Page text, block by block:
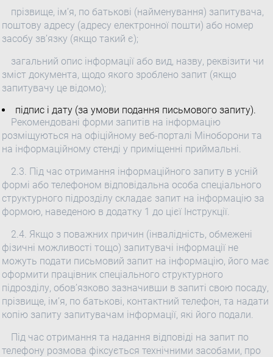
прізвище, ім’я, по батькові (найменування) запитувача,
поштову адресу (адресу електронної пошти) або номер
засобу зв’язку (якщо такий є);
загальний опис інформації або вид, назву, реквізити чи
зміст документа, щодо якого зроблено запит (якщо
запитувачу це відомо);
підпис і дату (за умови подання письмового запиту).
Рекомендовані форми запитів на інформацію
розміщуються на офіційному веб-порталі Міноборони та
на інформаційному стенді у приміщенні приймальні.
2.3. Під час отримання інформаційного запиту в усній
формі або телефоном відповідальна особа спеціального
структурного підрозділу складає запит на інформацію за
формою, наведеною в додатку 1 до цієї Інструкції.
2.4. Якщо з поважних причин (інвалідність, обмежені
фізичні можливості тощо) запитувачі інформації не
можуть подати письмовий запит на інформацію, його має
оформити працівник спеціального структурного
підрозділу, обов’язково зазначивши в запиті свою посаду,
прізвище, ім’я, по батькові, контактний телефон, та надати
копію запиту запитувачам інформації, які його подали.
Під час отримання та надання відповіді на запит по
телефону розмова фіксується технічними засобами, про